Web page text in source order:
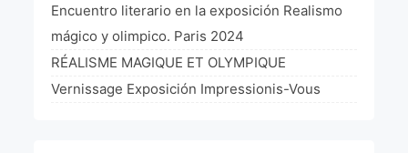
«Huellas trashumantes» New York 2018
Commissaire D’exposition
Encuentro literario en la exposición Realismo
mágico y olimpico. Paris 2024
RÉALISME MAGIQUE ET OLYMPIQUE
Vernissage Exposición Impressionis-Vous